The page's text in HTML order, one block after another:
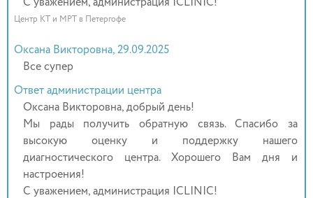
С уважением, администрация ICLINIC!
Центр КТ и МРТ в Петергофе
Оксана Викторовна, 29.09.2025
Все супер
Ответ администрации центра
Оксана Викторовна, добрый день!
Мы рады получить обратную связь. Спасибо за
высокую оценку и поддержку нашего
диагностического центра. Хорошего Вам дня и
настроения!
С уважением, администрация ICLINIC!